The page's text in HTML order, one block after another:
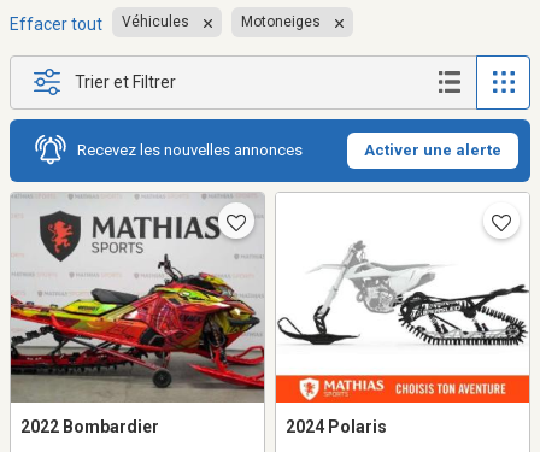
Effacer tout Véhicules Motoneiges
Trier et Filtrer
Recevez les nouvelles annonces Activer une alerte
2022 Bombardier 2024 Polaris